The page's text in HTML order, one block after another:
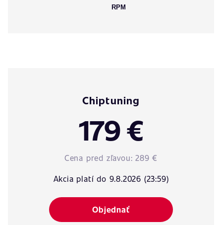
RPM
Chiptuning
179 €
Cena pred zľavou:289 €
Akcia platí do 9.8.2026 (23:59)
Objednať